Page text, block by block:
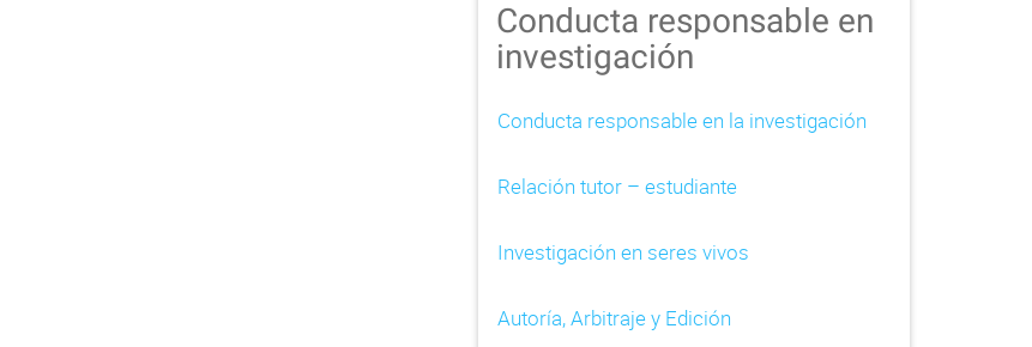
Conducta responsable en
investigación
Conducta responsable en la investigación
Relación tutor – estudiante
Investigación en seres vivos
Autoría, Arbitraje y Edición